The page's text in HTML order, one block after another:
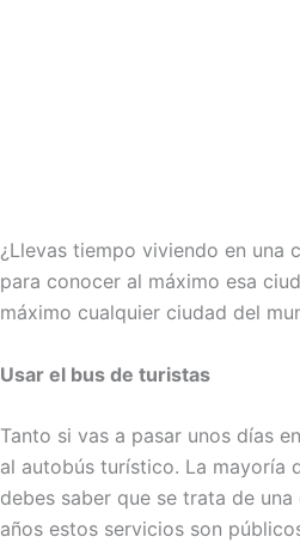
¿Llevas tiempo viviendo en una
para conocer al máximo esa
máximo cualquier ciudad del
Usar el bus de turistas
Tanto si vas a pasar unos días
al autobús turístico. La mayoría
debes saber que se trata de
años estos servicios son